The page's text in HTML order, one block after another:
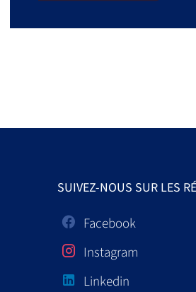
SUIVEZ-NOUS SUR LES
Facebook
Instagram
Linkedin